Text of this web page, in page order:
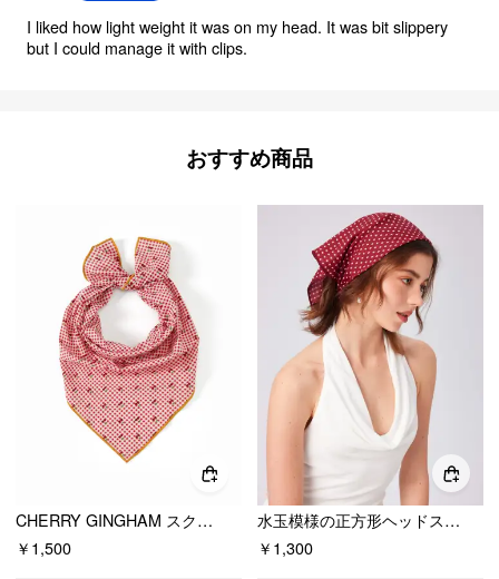
I liked how light weight it was on my head. It was bit slippery
but I could manage it with clips.
おすすめ商品
CHERRY GINGHAM スクエア ヘッドスカーフ
￥1,500
水玉模様の正方形ヘッドスカーフ
￥1,300